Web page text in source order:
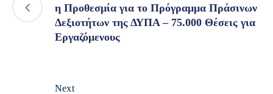
η Προθεσμία για το Πρόγραμμα Πράσινων
Δεξιοτήτων της ΔΥΠΑ – 75.000 Θέσεις για
Εργαζόμενους
Next